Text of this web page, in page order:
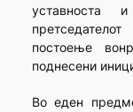
уставноста
постоење
поднесени
Во еден